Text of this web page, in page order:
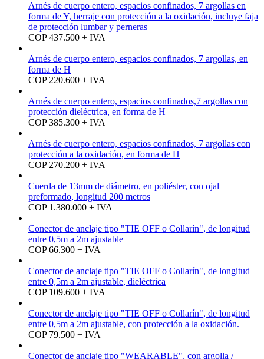
Arnés de cuerpo entero, espacios confinados, 7 argollas en
forma de Y, herraje con protección a la oxidación, incluye faja
de protección lumbar y perneras
COP 437.500 + IVA
Arnés de cuerpo entero, espacios confinados, 7 argollas, en
forma de H
COP 220.600 + IVA
Arnés de cuerpo entero, espacios confinados,7 argollas con
protección dieléctrica, en forma de H
COP 385.300 + IVA
Arnés de cuerpo entero, espacios confinados, 7 argollas con
protección a la oxidación, en forma de H
COP 270.200 + IVA
Cuerda de 13mm de diámetro, en poliéster, con ojal
preformado, longitud 200 metros
COP 1.380.000 + IVA
Conector de anclaje tipo "TIE OFF o Collarín", de longitud
entre 0,5m a 2m ajustable
COP 66.300 + IVA
Conector de anclaje tipo "TIE OFF o Collarín", de longitud
entre 0,5m a 2m ajustable, dieléctrica
COP 109.600 + IVA
Conector de anclaje tipo "TIE OFF o Collarín", de longitud
entre 0,5m a 2m ajustable, con protección a la oxidación.
COP 79.500 + IVA
Conector de anclaje tipo "WEARABLE", con argolla /